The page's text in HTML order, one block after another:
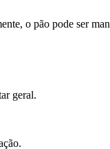
o pão pode ser
geral.